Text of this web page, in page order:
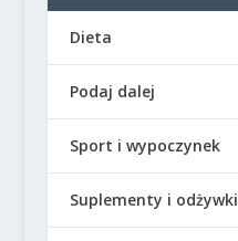
Dieta
Podaj dalej
Sport i wypoczynek
Suplementy i odżywki